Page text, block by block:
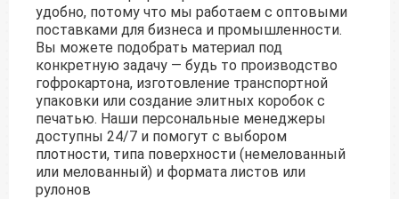
удобно, потому что мы работаем с оптовыми
поставками для бизнеса и промышленности.
Вы можете подобрать материал под
конкретную задачу — будь то производство
гофрокартона, изготовление транспортной
упаковки или создание элитных коробок с
печатью. Наши персональные менеджеры
доступны 24/7 и помогут с выбором
плотности, типа поверхности (немелованный
или мелованный) и формата листов или
рулонов